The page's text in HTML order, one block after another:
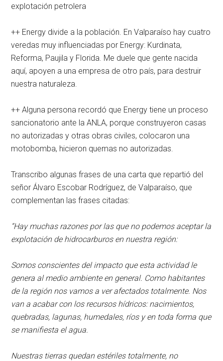
explotación petrolera
++ Energy divide a la población. En Valparaíso hay cuatro
veredas muy influenciadas por Energy: Kurdinata,
Reforma, Paujila y Florida. Me duele que gente nacida
aquí, apoyen a una empresa de otro país, para destruir
nuestra naturaleza.
++ Alguna persona recordó que Energy tiene un proceso
sancionatorio ante la ANLA, porque construyeron casas
no autorizadas y otras obras civiles, colocaron una
motobomba, hicieron quemas no autorizadas.
Transcribo algunas frases de una carta que repartió del
señor Álvaro Escobar Rodríguez, de Valparaíso, que
complementan las frases citadas:
“Hay muchas razones por las que no podemos aceptar la
explotación de hidrocarburos en nuestra región:
Somos conscientes del impacto que esta actividad le
genera al medio ambiente en general. Como habitantes
de la región nos vamos a ver afectados totalmente. Nos
van a acabar con los recursos hídricos: nacimientos,
quebradas, lagunas, humedales, ríos y en toda forma que
se manifiesta el agua.
Nuestras tierras quedan estériles totalmente, no